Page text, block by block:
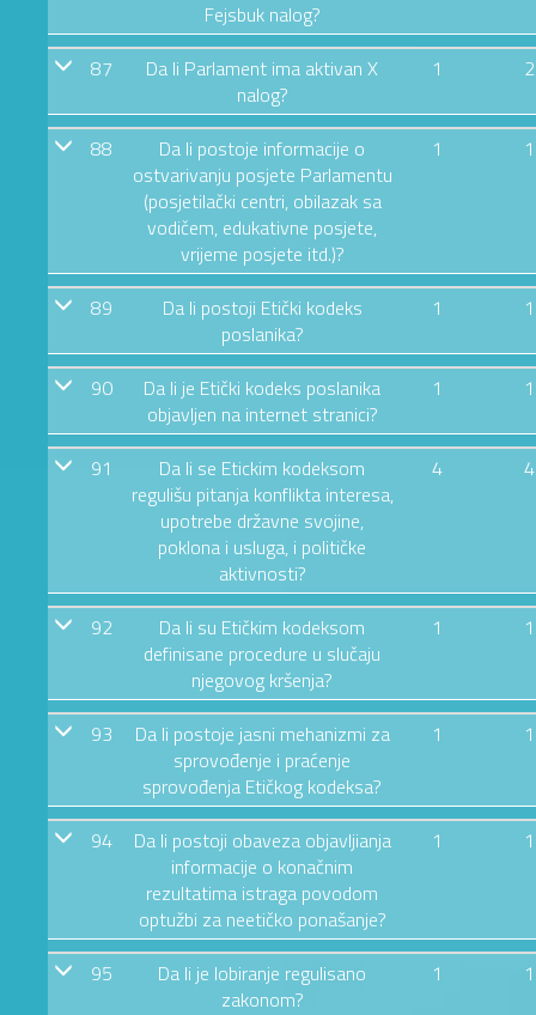
Fejsbuk nalog?
87
Da li Parlament ima aktivan X
nalog?
1 2
88
Da li postoje informacije o
ostvarivanju posjete Parlamentu
(posjetilački centri, obilazak sa
vodičem, edukativne posjete,
vrijeme posjete itd.)?
1 1
89
Da li postoji Etički kodeks
poslanika?
1 1
90
Da li je Etički kodeks poslanika
objavljen na internet stranici?
1 1
91
Da li se Etickim kodeksom
regulišu pitanja konflikta interesa,
upotrebe državne svojine,
poklona i usluga, i političke
aktivnosti?
4 4
92
Da li su Etičkim kodeksom
definisane procedure u slučaju
njegovog kršenja?
1 1
93
Da li postoje jasni mehanizmi za
sprovođenje i praćenje
sprovođenja Etičkog kodeksa?
1 1
94
Da li postoji obaveza objavljianja
informacije o konačnim
rezultatima istraga povodom
optužbi za neetičko ponašanje?
1 1
95
Da li je lobiranje regulisano
zakonom?
1 1